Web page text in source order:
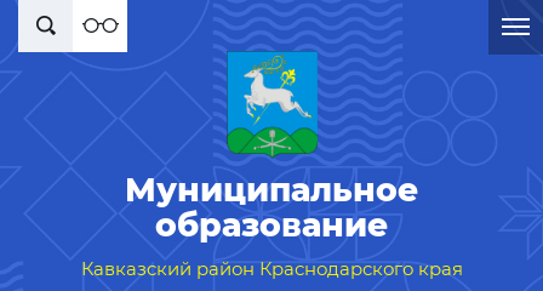
Муниципальное
образование
Кавказский район Краснодарского края